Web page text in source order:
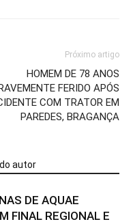
Próximo artigo
HOMEM DE 78 ANOS
FERIDO APÓS
COM TRATOR EM
PAREDES, BRAGANÇA
autor
DE AQUAE
FINAL REGIONAL E